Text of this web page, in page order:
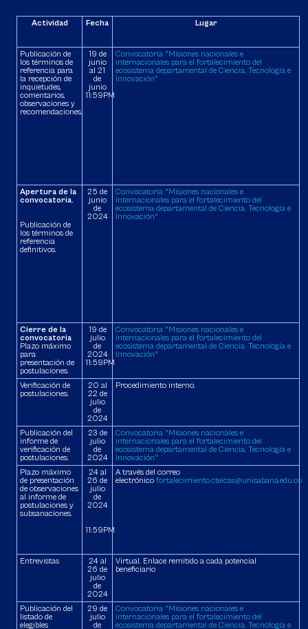
Actividad Fecha Lugar
Publicación de
los términos de
referencia para
la recepción de
inquietudes,
comentarios,
observaciones y
recomendaciones.
19 de
junio
al 21
de
junio
11:59PM
Convocatoria "Misiones nacionales e
internacionales para el fortalecimiento del
ecosistema departamental de Ciencia, Tecnología e
Innovación"
Apertura de la
convocatoria.
Publicación de
los términos de
referencia
definitivos.
25 de
junio
de
2024
Convocatoria "Misiones nacionales e
internacionales para el fortalecimiento del
ecosistema departamental de Ciencia, Tecnología e
Innovación"
Cierre de la
convocatoria
Plazo máximo
para
presentación de
postulaciones.
19 de
julio
de
2024
11:59PM
Convocatoria "Misiones nacionales e
internacionales para el fortalecimiento del
ecosistema departamental de Ciencia, Tecnología e
Innovación"
Verificación de
postulaciones.
20 al
22 de
julio
de
2024
Procedimiento interno.
Publicación del
informe de
verificación de
postulaciones.
23 de
julio
de
2024
Convocatoria "Misiones nacionales e
internacionales para el fortalecimiento del
ecosistema departamental de Ciencia, Tecnología e
Innovación"
Plazo máximo
de presentación
de observaciones
al informe de
postulaciones y
subsanaciones.
24 al
26 de
julio
de
2024
11:59PM
A través del correo
electrónicofortalecimiento.cteicas@unisabana.edu.co
Entrevistas
24 al
26 de
julio
de
2024
Virtual. Enlace remitido a cada potencial
beneficiario
Publicación del
listado de
elegibles
29 de
julio
de
Convocatoria "Misiones nacionales e
internacionales para el fortalecimiento del
ecosistema departamental de Ciencia, Tecnología e